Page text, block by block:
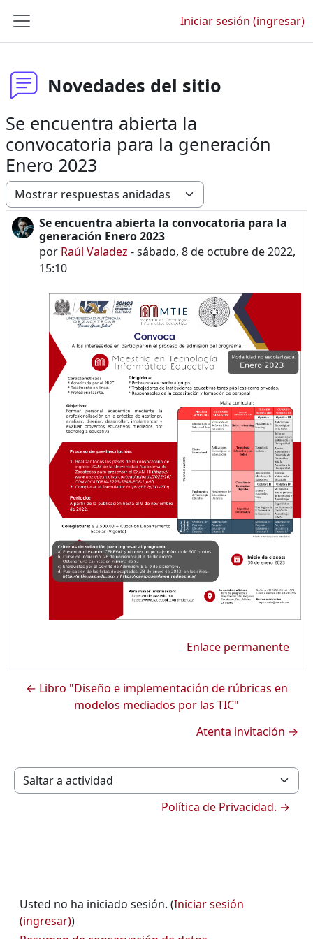
Pánel lateral
Iniciar sesión (ingresar)
Novedades del sitio
Se encuentra abierta la
convocatoria para la generación
Enero 2023
Modo de visualización
Se encuentra abierta la convocatoria para la
generación Enero 2023
por Raúl Valadez -sábado, 8 de octubre de 2022,
15:10
Número de respuestas: 0
Enlace permanente
← Libro "Diseño e implementación de rúbricas en
modelos mediados por las TIC"
Atenta invitación →
Saltar a actividad
Política de Privacidad. →
Usted no ha iniciado sesión. (Iniciar sesión
(ingresar))